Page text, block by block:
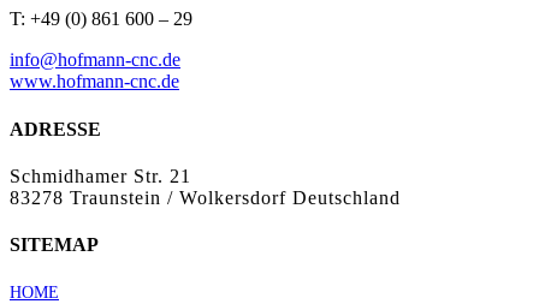
T: +49 (0) 861 600 – 29
info@hofmann-cnc.de
www.hofmann-cnc.de
ADRESSE
Schmidhamer Str. 21
83278 Traunstein / Wolkersdorf Deutschland
SITEMAP
HOME